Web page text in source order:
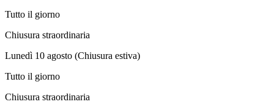
Tutto il giorno
Chiusura straordinaria
Lunedì 10 agosto (Chiusura estiva)
Tutto il giorno
Chiusura straordinaria